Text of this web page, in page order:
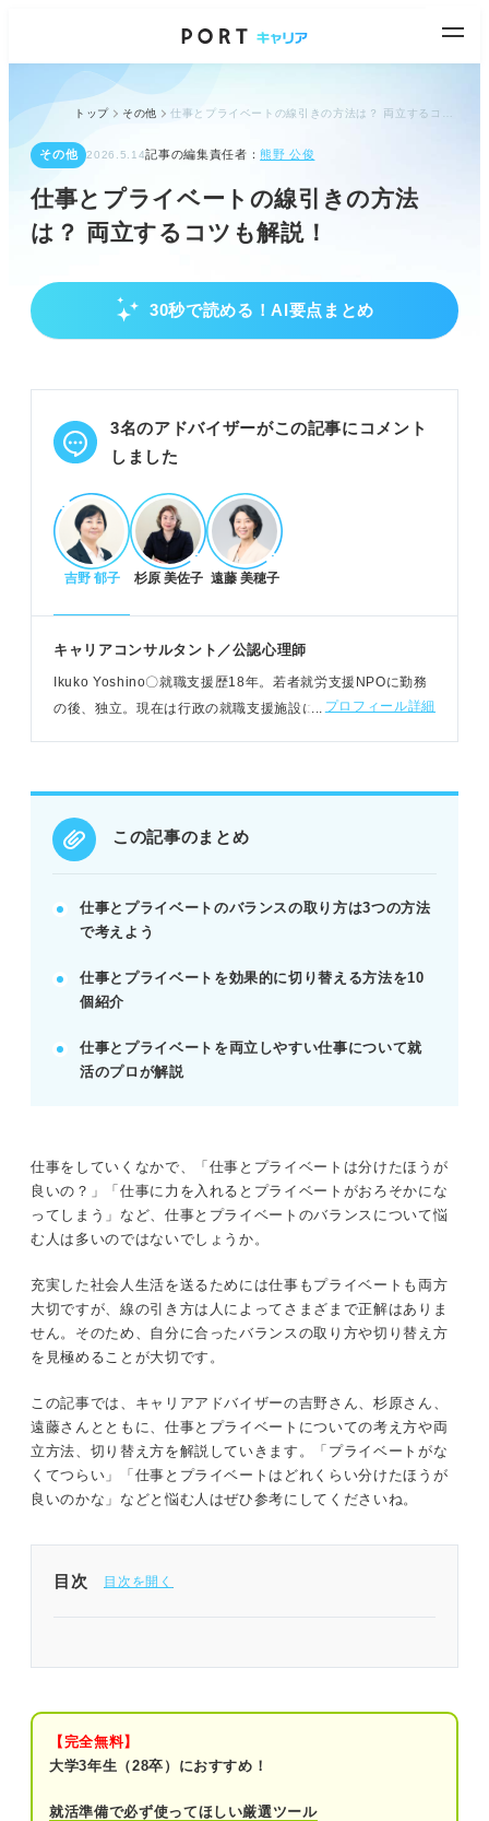
トップ その他
その他 2026.5.14記事の編集責任者：熊野 公俊
仕事とプライベートの線引きの方法
は？ 両立するコツも解説！
30秒で読める！AI要点まとめ
仕事とプライベートの最適なバランスを見つけ
自己分析で自分の価値観を明確にする。
POINT：自分の性質や希望に合ったベストなバラン
仕事とプライベートを分ける/分けないの判断基
準
分ける場合：人間関係トラブル減、生産性向上。
分けない場合：仕事円滑化、柔軟な働き方。
判断。
見極めよう。
仕事とプライベートを両立・切り替える具体的
な方法
る。
寄り道や運動、没頭できる趣味でリフレッシュす
事務職や医療系専門職など両立しやすい仕事も検
討。
にする。
仕事とプライベートのバランスの取り方は3つ
の方法で身に付けよう
仕事とプライベートのバランスについて悩む人
が知っておくべき考え方
仕事とプライベートの両立に苦労している人は
多い！ 一歩ずつ問題を解消しよう
仕事とプライベートを分ける場合のメリット・
デメリット
と併せてご確認ください。
3名のアドバイザーがこの記事にコメント
しました
吉野 郁子 杉原 美佐子 遠藤 美穂子
キャリアコンサルタント／公認心理師
Ikuko Yoshino〇就職支援歴18年。若者就労支援NPOに勤務
の後、独立。現在は行政の就職支援施設にて、学生/既卒/フリ
プロフィール詳細
この記事のまとめ
仕事とプライベートのバランスの取り方は3つの方法
で考えよう
仕事とプライベートを効果的に切り替える方法を10
個紹介
仕事とプライベートを両立しやすい仕事について就
活のプロが解説
仕事をしていくなかで、「仕事とプライベートは分けたほうが
良いの？」「仕事に力を入れるとプライベートがおろそかにな
ってしまう」など、仕事とプライベートのバランスについて悩
む人は多いのではないでしょうか。
充実した社会人生活を送るためには仕事もプライベートも両方
大切ですが、線の引き方は人によってさまざまで正解はありま
せん。そのため、自分に合ったバランスの取り方や切り替え方
を見極めることが大切です。
この記事では、キャリアアドバイザーの吉野さん、杉原さん、
遠藤さんとともに、仕事とプライベートについての考え方や両
立方法、切り替え方を解説していきます。「プライベートがな
くてつらい」「仕事とプライベートはどれくらい分けたほうが
良いのかな」などと悩む人はぜひ参考にしてくださいね。
目次
仕事とプライベートのバランスについて悩む人が知
っておくべき考え方
仕事とプライベートの適切なバランスは人
【完全無料】
大学3年生（28卒）におすすめ！
就活準備で必ず使ってほしい厳選ツール